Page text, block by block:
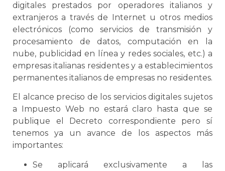
digitales prestados por operadores italianos y
extranjeros a través de Internet u otros medios
electrónicos (como servicios de transmisión y
procesamiento de datos, computación en la
nube, publicidad en línea y redes sociales, etc.) a
empresas italianas residentes y a establecimientos
permanentes italianos de empresas no residentes.
El alcance preciso de los servicios digitales sujetos
a Impuesto Web no estará claro hasta que se
publique el Decreto correspondiente pero sí
tenemos ya un avance de los aspectos más
importantes:
Se aplicará exclusivamente a las